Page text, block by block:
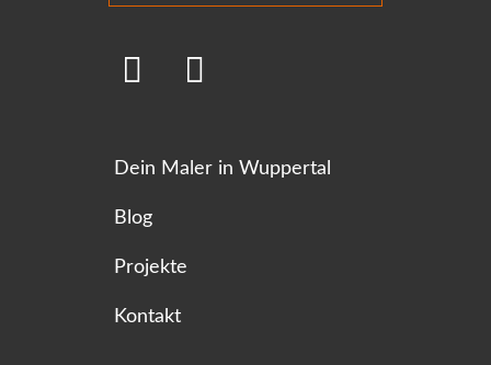
Dein Maler in Wuppertal
Blog
Projekte
Kontakt